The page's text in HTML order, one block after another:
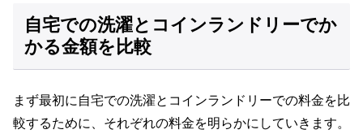
自宅での洗濯とコインランドリーでか
かる金額を比較
まず最初に自宅での洗濯とコインランドリーでの料金を比
較するために、それぞれの料金を明らかにしていきます。